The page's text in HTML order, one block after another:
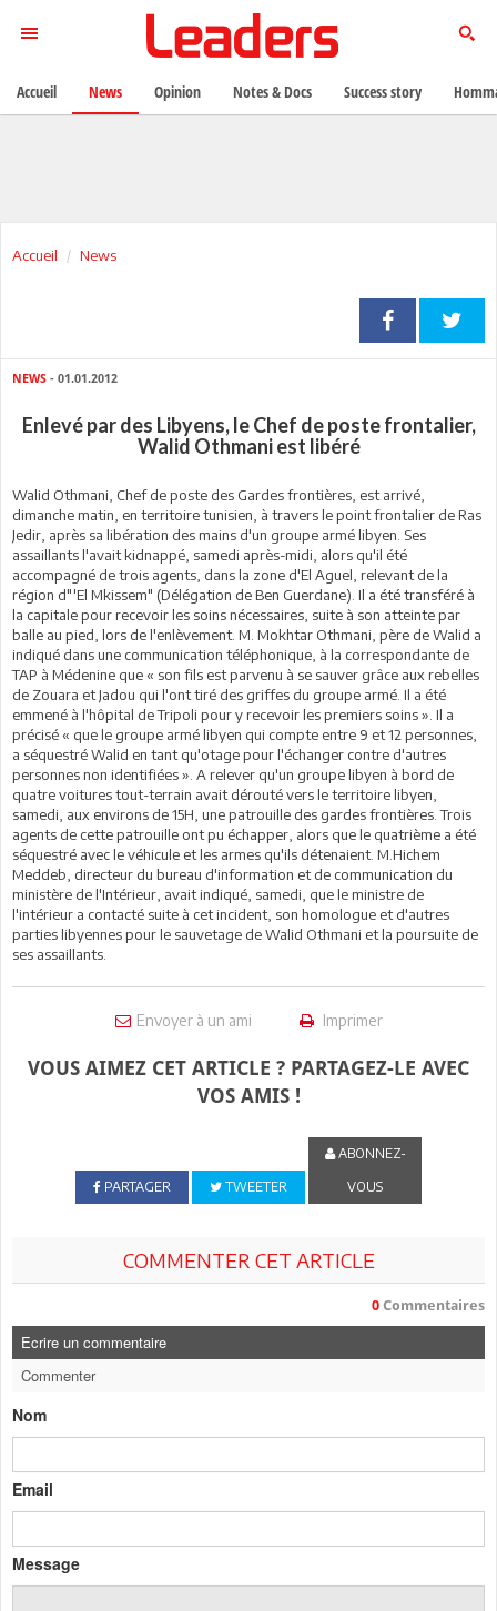
Accueil News
NEWS - 01.01.2012
Enlevé par des Libyens, le Chef de poste frontalier,
Walid Othmani est libéré
Walid Othmani, Chef de poste des Gardes frontières, est arrivé,
dimanche matin, en territoire tunisien, à travers le point frontalier de Ras
Jedir, après sa libération des mains d'un groupe armé libyen. Ses
assaillants l'avait kidnappé, samedi après-midi, alors qu'il été
accompagné de trois agents, dans la zone d'El Aguel, relevant de la
région d"'El Mkissem" (Délégation de Ben Guerdane). Il a été transféré à
la capitale pour recevoir les soins nécessaires, suite à son atteinte par
balle au pied, lors de l'enlèvement. M. Mokhtar Othmani, père de Walid a
indiqué dans une communication téléphonique, à la correspondante de
TAP à Médenine que « son fils est parvenu à se sauver grâce aux rebelles
de Zouara et Jadou qui l'ont tiré des griffes du groupe armé. Il a été
emmené à l'hôpital de Tripoli pour y recevoir les premiers soins ». Il a
précisé « que le groupe armé libyen qui compte entre 9 et 12 personnes,
a séquestré Walid en tant qu'otage pour l'échanger contre d'autres
personnes non identifiées ». A relever qu'un groupe libyen à bord de
quatre voitures tout-terrain avait dérouté vers le territoire libyen,
samedi, aux environs de 15H, une patrouille des gardes frontières. Trois
agents de cette patrouille ont pu échapper, alors que le quatrième a été
séquestré avec le véhicule et les armes qu'ils détenaient. M.Hichem
Meddeb, directeur du bureau d'information et de communication du
ministère de l'Intérieur, avait indiqué, samedi, que le ministre de
l'intérieur a contacté suite à cet incident, son homologue et d'autres
parties libyennes pour le sauvetage de Walid Othmani et la poursuite de
ses assaillants.
Envoyer à un ami Imprimer
VOUS AIMEZ CET ARTICLE ? PARTAGEZ-LE AVEC
VOS AMIS !
PARTAGER TWEETER
ABONNEZ-
VOUS
COMMENTER CET ARTICLE
0 Commentaires
Ecrire un commentaire
Commenter
Nom
Email
Message
Accueil News Opinion Notes & Docs Success story